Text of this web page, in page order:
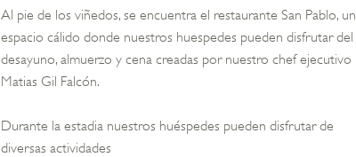
Al pie de los viñedos, se encuentra el restaurante San Pablo, un
espacio cálido donde nuestros huespedes pueden disfrutar del
desayuno, almuerzo y cena creadas por nuestro chef ejecutivo
Matias Gil Falcón.
Durante la estadia nuestros huéspedes pueden disfrutar de
diversas actividades